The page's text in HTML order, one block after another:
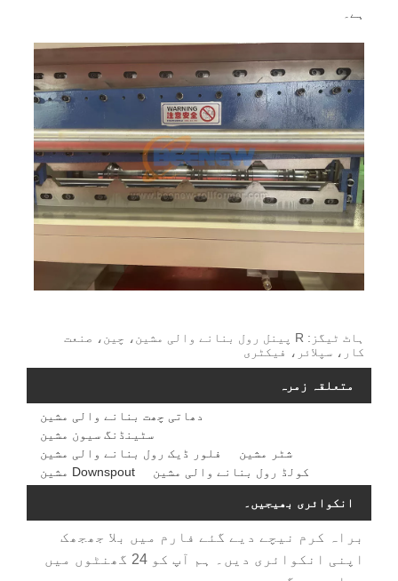
ہے۔
ہاٹ ٹیگز: R پینل رول بنانے والی مشین، چین، صنعت
کار، سپلائر، فیکٹری
متعلقہ زمرہ
دھاتی چھت بنانے والی مشین
سٹینڈنگ سیون مشین
فلور ڈیک رول بنانے والی مشین
شٹر مشین
Downspout مشین
کولڈ رول بنانے والی مشین
انکوائری بھیجیں۔
براہ کرم نیچے دیے گئے فارم میں بلا جھجھک
اپنی انکوائری دیں۔ ہم آپ کو 24 گھنٹوں میں